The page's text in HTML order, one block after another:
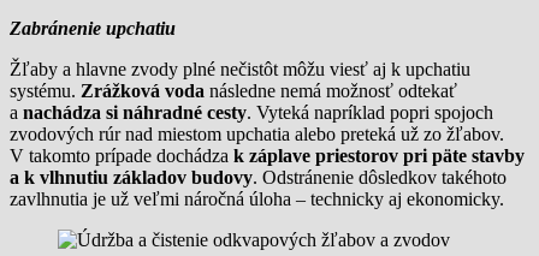
Zabránenie upchatiu
Žľaby a hlavne zvody plné nečistôt môžu viesť aj k upchatiu
systému. Zrážková voda následne nemá možnosť odtekať
a nachádza si náhradné cesty. Vyteká napríklad popri spojoch
zvodových rúr nad miestom upchatia alebo preteká už zo žľabov.
V takomto prípade dochádza k záplave priestorov pri päte stavby
a k vlhnutiu základov budovy. Odstránenie dôsledkov takéhoto
zavlhnutia je už veľmi náročná úloha – technicky aj ekonomicky.